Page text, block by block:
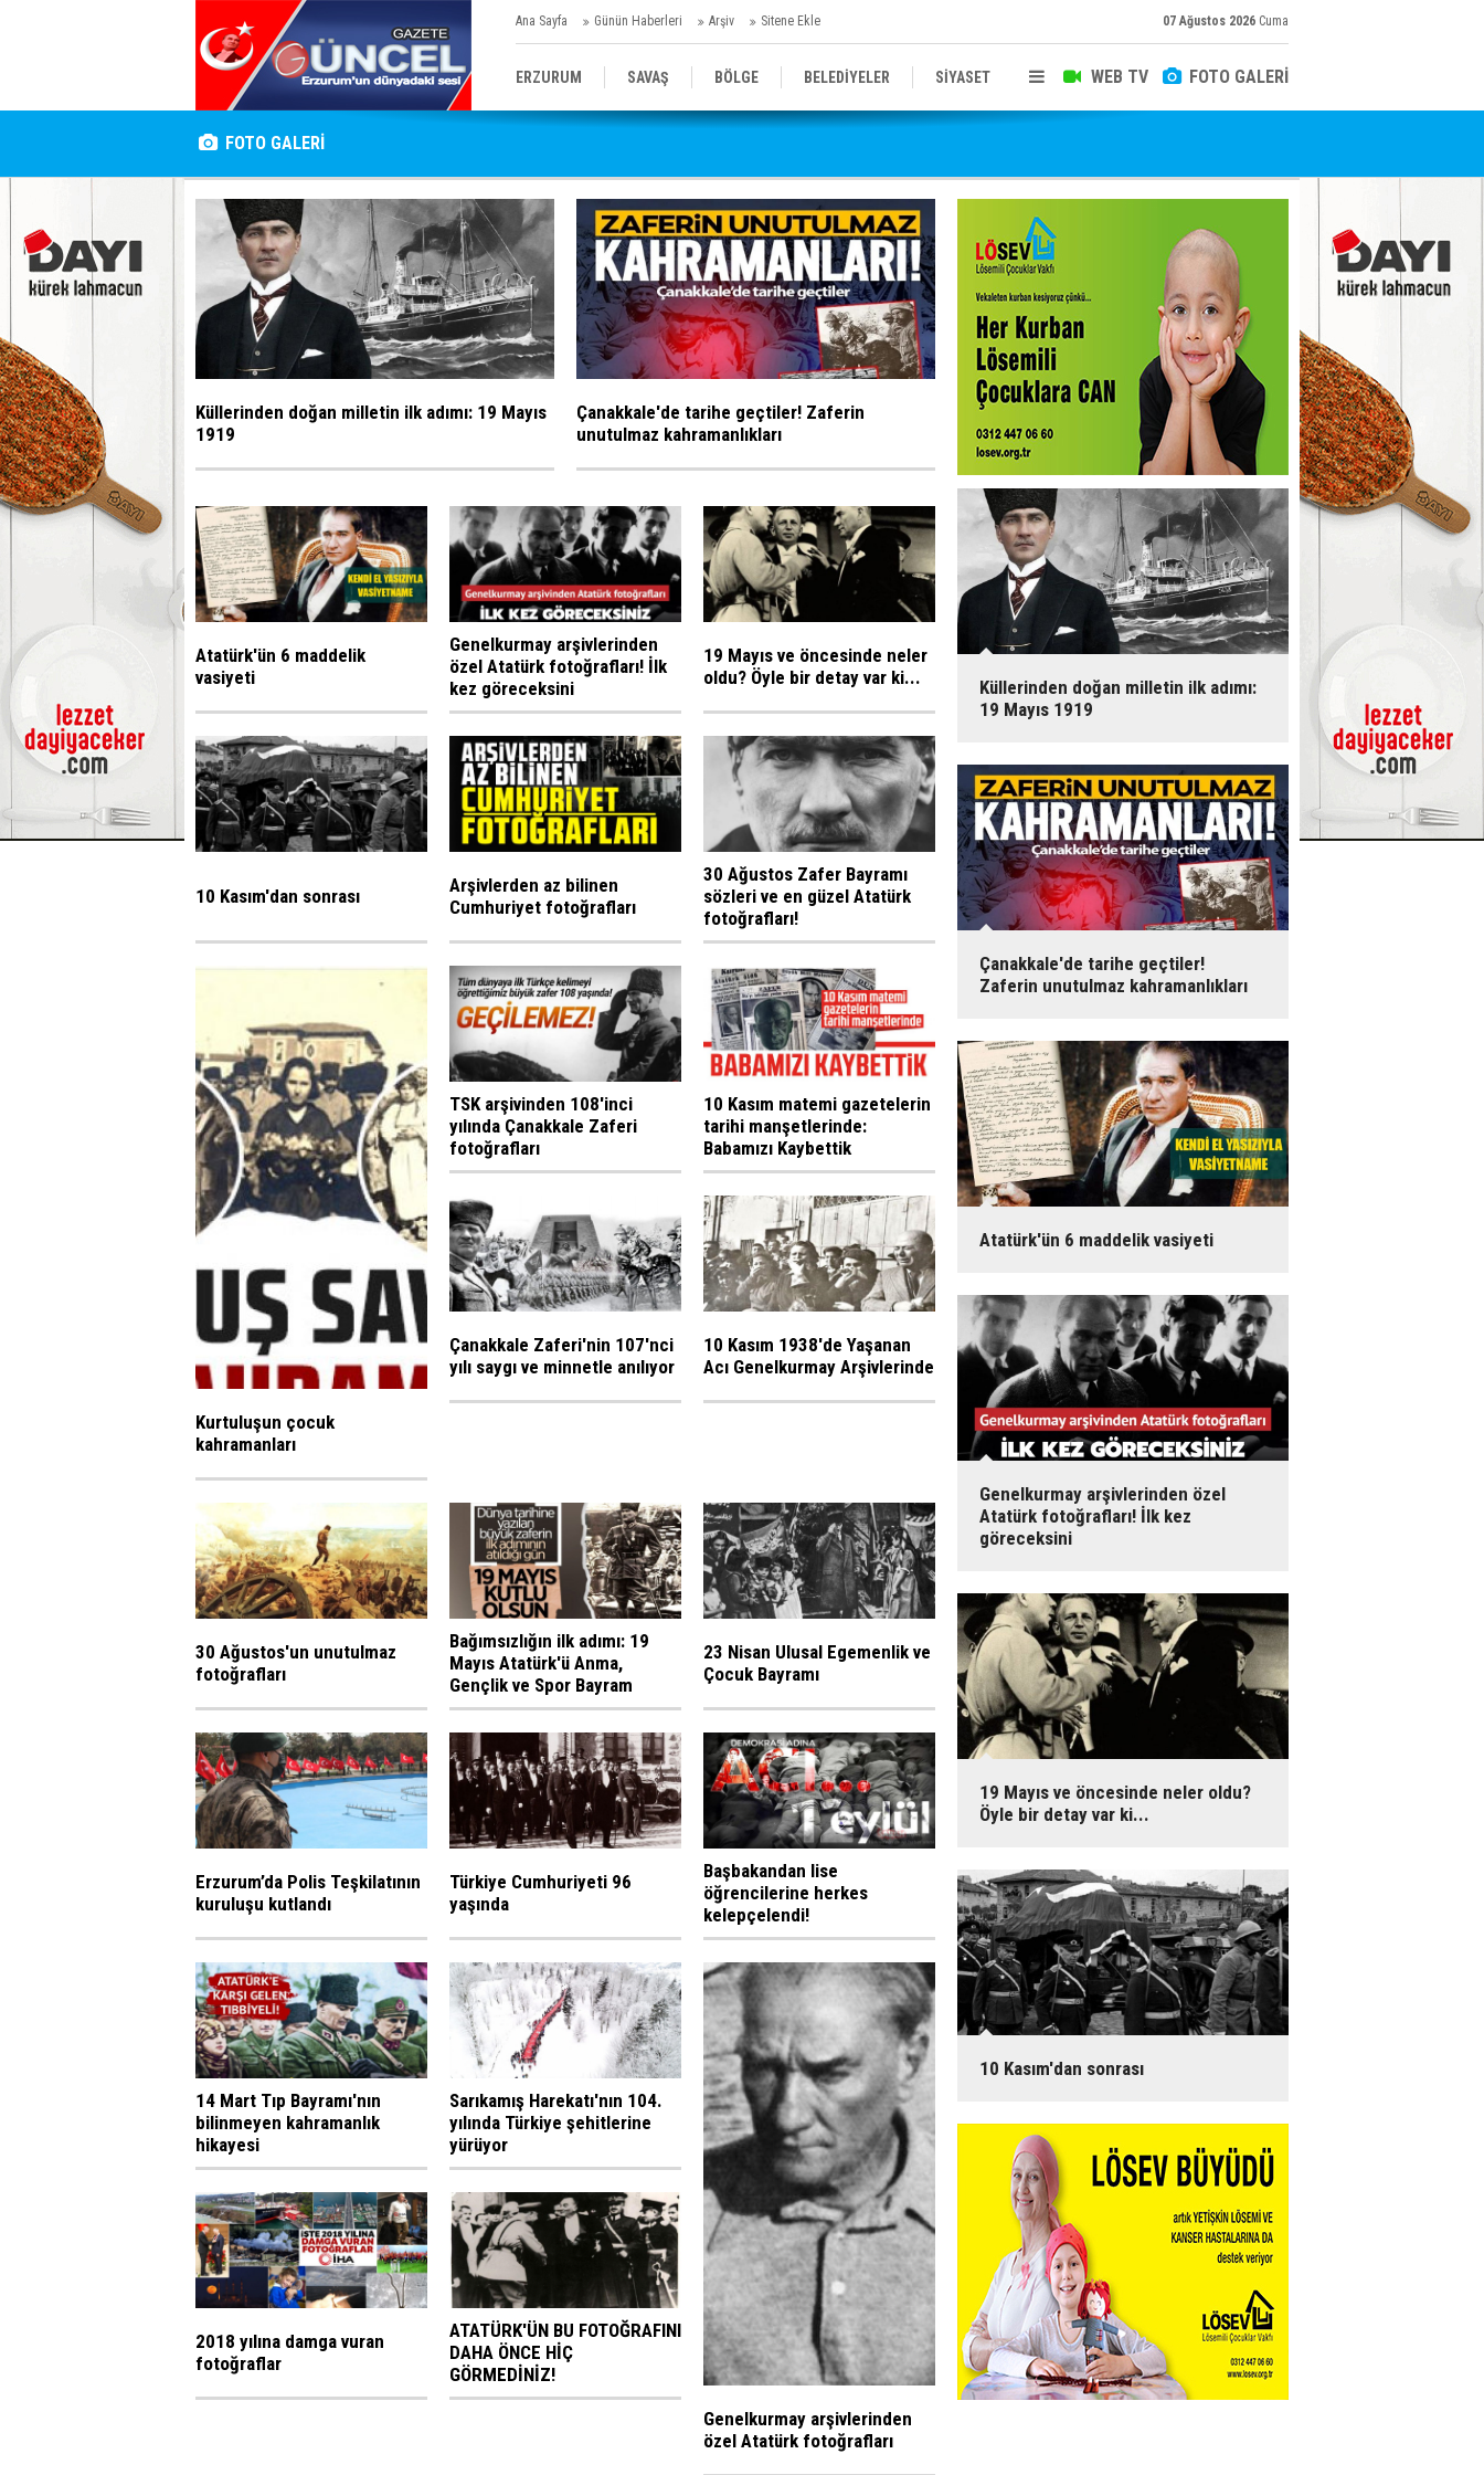
Ana Sayfa Günün Haberleri Arşiv Sitene Ekle 07 Ağustos 2026 Cuma
WEB TV FOTO GALERİ
ERZURUM SAVAŞ BÖLGE BELEDİYELER SİYASET
FOTO GALERİ
Küllerinden doğan milletin ilk adımı: 19 Mayıs
1919
Çanakkale'de tarihe geçtiler! Zaferin
unutulmaz kahramanlıkları
Atatürk'ün 6 maddelik
vasiyeti
Genelkurmay arşivlerinden
özel Atatürk fotoğrafları! İlk
kez göreceksini
19 Mayıs ve öncesinde neler
oldu? Öyle bir detay var ki...
10 Kasım'dan sonrası
Arşivlerden az bilinen
Cumhuriyet fotoğrafları
30 Ağustos Zafer Bayramı
sözleri ve en güzel Atatürk
fotoğrafları!
Kurtuluşun çocuk
kahramanları
TSK arşivinden 108'inci
yılında Çanakkale Zaferi
fotoğrafları
10 Kasım matemi gazetelerin
tarihi manşetlerinde:
Babamızı Kaybettik
Çanakkale Zaferi'nin 107'nci
yılı saygı ve minnetle anılıyor
10 Kasım 1938'de Yaşanan
Acı Genelkurmay Arşivlerinde
30 Ağustos'un unutulmaz
fotoğrafları
Bağımsızlığın ilk adımı: 19
Mayıs Atatürk'ü Anma,
Gençlik ve Spor Bayram
23 Nisan Ulusal Egemenlik ve
Çocuk Bayramı
Erzurum’da Polis Teşkilatının
kuruluşu kutlandı
Türkiye Cumhuriyeti 96
yaşında
Başbakandan lise
öğrencilerine herkes
kelepçelendi!
Genelkurmay arşivlerinden
özel Atatürk fotoğrafları
14 Mart Tıp Bayramı'nın
bilinmeyen kahramanlık
hikayesi
Sarıkamış Harekatı'nın 104.
yılında Türkiye şehitlerine
yürüyor
2018 yılına damga vuran
fotoğraflar
ATATÜRK'ÜN BU FOTOĞRAFINI
DAHA ÖNCE HİÇ
GÖRMEDİNİZ!
Küllerinden doğan milletin ilk adımı:
19 Mayıs 1919
Çanakkale'de tarihe geçtiler!
Zaferin unutulmaz kahramanlıkları
Atatürk'ün 6 maddelik vasiyeti
Genelkurmay arşivlerinden özel
Atatürk fotoğrafları! İlk kez
göreceksini
19 Mayıs ve öncesinde neler oldu?
Öyle bir detay var ki...
10 Kasım'dan sonrası